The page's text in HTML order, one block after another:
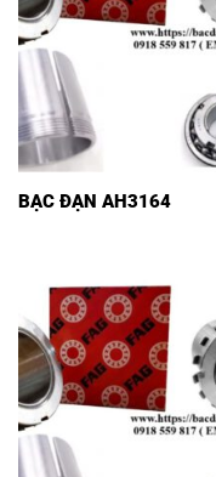
BẠC ĐẠN AH3164